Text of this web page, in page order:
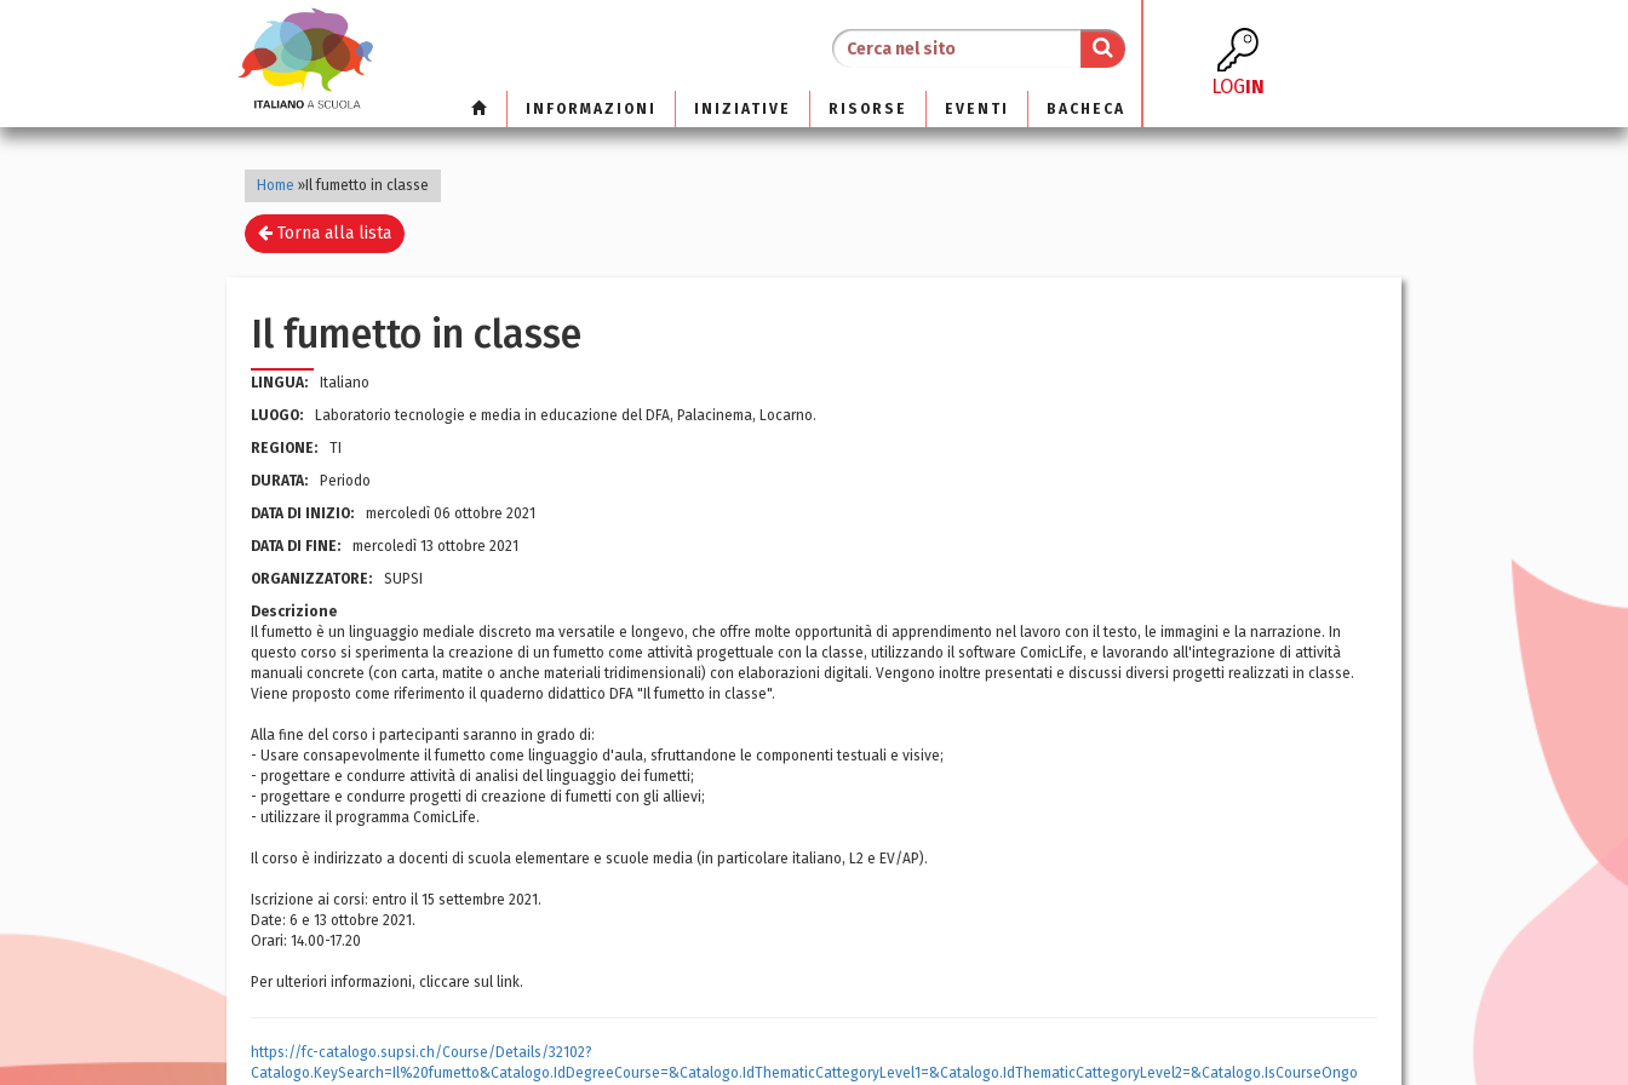
INFORMAZIONI INIZIATIVE RISORSE EVENTI BACHECA
LOGIN
Home » Il fumetto in classe
Torna alla lista
Il fumetto in classe
LINGUA:
Italiano
LUOGO:
Laboratorio tecnologie e media in educazione del DFA, Palacinema, Locarno.
REGIONE:
TI
DURATA:
Periodo
DATA DI INIZIO:
mercoledì 06 ottobre 2021
DATA DI FINE:
mercoledì 13 ottobre 2021
ORGANIZZATORE:
SUPSI
Descrizione
Il fumetto è un linguaggio mediale discreto ma versatile e longevo, che offre molte opportunità di apprendimento nel lavoro con il testo, le immagini e la narrazione. In
questo corso si sperimenta la creazione di un fumetto come attività progettuale con la classe, utilizzando il software ComicLife, e lavorando all'integrazione di attività
manuali concrete (con carta, matite o anche materiali tridimensionali) con elaborazioni digitali. Vengono inoltre presentati e discussi diversi progetti realizzati in classe.
Viene proposto come riferimento il quaderno didattico DFA "Il fumetto in classe".
Alla fine del corso i partecipanti saranno in grado di:
- Usare consapevolmente il fumetto come linguaggio d'aula, sfruttandone le componenti testuali e visive;
- progettare e condurre attività di analisi del linguaggio dei fumetti;
- progettare e condurre progetti di creazione di fumetti con gli allievi;
- utilizzare il programma ComicLife.
Il corso è indirizzato a docenti di scuola elementare e scuole media (in particolare italiano, L2 e EV/AP).
Iscrizione ai corsi: entro il 15 settembre 2021.
Date: 6 e 13 ottobre 2021.
Orari: 14.00-17.20
Per ulteriori informazioni, cliccare sul link.
https://fc-catalogo.supsi.ch/Course/Details/32102?
Catalogo.KeySearch=Il%20fumetto&Catalogo.IdDegreeCourse=&Catalogo.IdThematicCattegoryLevel1=&Catalogo.IdThematicCattegoryLevel2=&Catalogo.IsCourseOngo